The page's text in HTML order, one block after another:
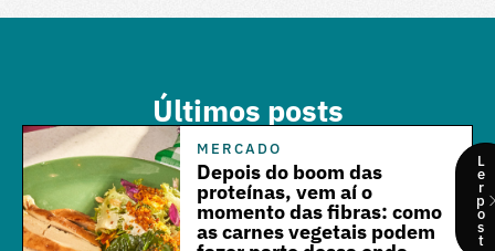
Últimos posts
MERCADO
Depois do boom das
proteínas, vem aí o
momento das fibras: como
as carnes vegetais podem
L
e
r
p
o
s
t